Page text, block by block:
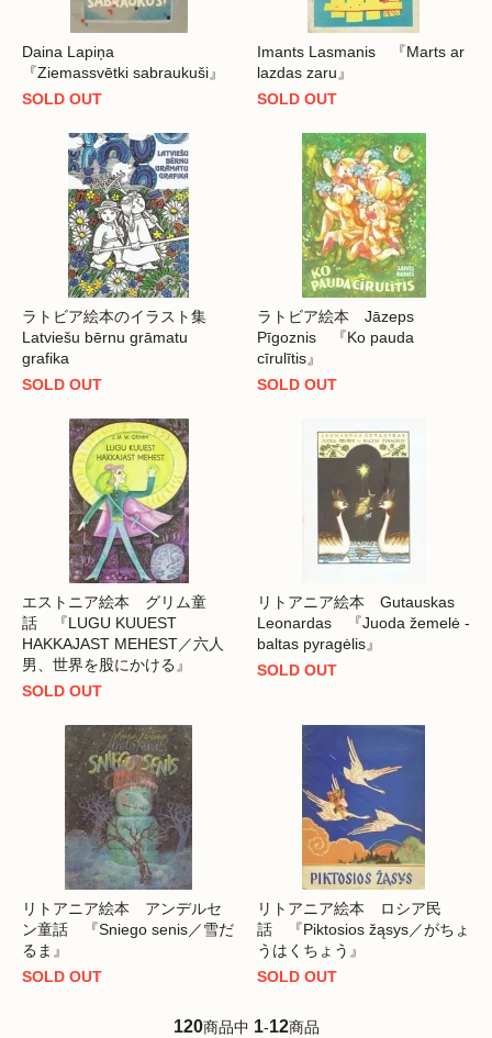
Daina Lapiņa
『Ziemassvētki sabraukuši』
SOLD OUT
Imants Lasmanis 『Marts ar
lazdas zaru』
SOLD OUT
ラトビア絵本のイラスト集
Latviešu bērnu grāmatu
grafika
SOLD OUT
ラトビア絵本 Jāzeps
Pīgoznis 『Ko pauda
cīrulītis』
SOLD OUT
エストニア絵本 グリム童
話 『LUGU KUUEST
HAKKAJAST MEHEST／六人
男、世界を股にかける』
SOLD OUT
リトアニア絵本 Gutauskas
Leonardas 『Juoda žemelė -
baltas pyragėlis』
SOLD OUT
リトアニア絵本 アンデルセ
ン童話 『Sniego senis／雪だ
るま』
SOLD OUT
リトアニア絵本 ロシア民
話 『Piktosios žąsys／がちょ
うはくちょう』
SOLD OUT
120商品中 1-12商品